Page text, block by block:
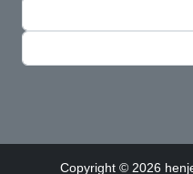
Copyright © 2026